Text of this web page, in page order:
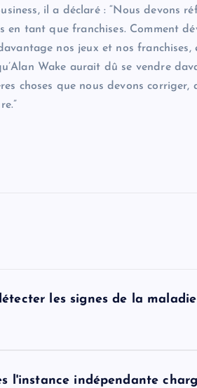
il a déclaré : “Nous devons
en tant que franchises. Comment
nos jeux et nos franchises,
Wake aurait dû se vendre
choses que nous devons corriger,
les signes de la
l'instance indépendante